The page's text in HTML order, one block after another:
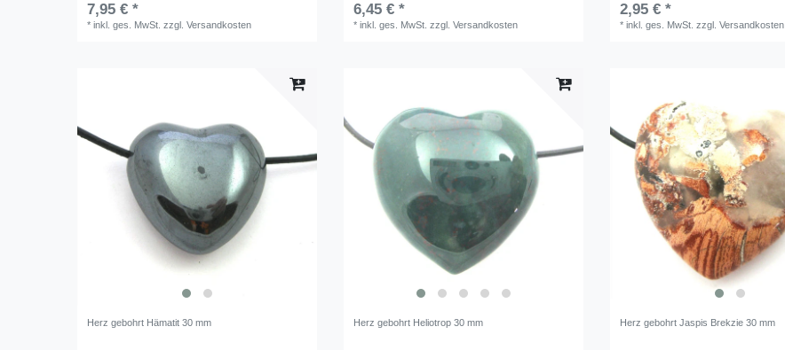
7,95 € *
*inkl. ges. MwSt. zzgl.Versandkosten
6,45 € *
*inkl. ges. MwSt. zzgl.Versandkosten
2,95 € *
*inkl. ges. MwSt. zzgl.Versandkosten
Herz gebohrt Hämatit 30 mm Herz gebohrt Heliotrop 30 mm Herz gebohrt Jaspis Brekzie 30 mm